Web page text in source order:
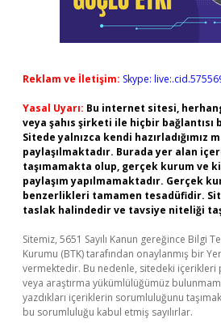
Reklam ve İletişim: Skype:
Yasal Uyarı: Bu internet sitesi,
veya şahıs şirketi ile hiçbir bağlantısı
Sitede yalnızca kendi hazırladığımız
paylaşılmaktadır. Burada yer alan
taşımamakta olup, gerçek kurum ve
paylaşım yapılmamaktadır. Gerçek
benzerlikleri tamamen tesadüfidir.
taslak halindedir ve tavsiye niteliği
Sitemiz, 5651 Sayılı Kanun gereğince Bilgi
Kurumu (BTK) tarafından onaylanmış bir
vermektedir. Bu nedenle, sitedeki
veya araştırma yükümlülüğümüz
yazdıkları içeriklerin sorumluluğunu
bu sorumluluğu kabul etmiş sayılırlar.